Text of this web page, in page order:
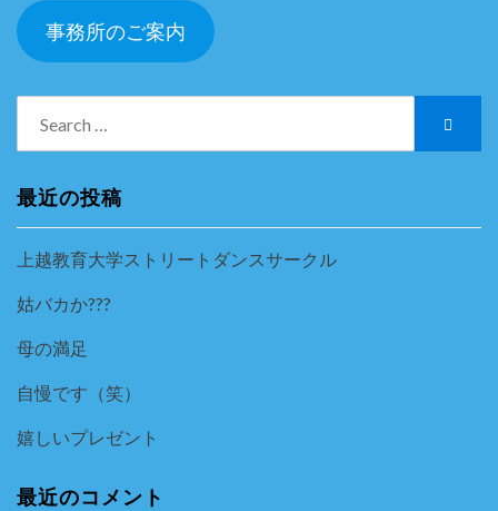
事務所のご案内
for:
最近の投稿
上越教育大学ストリートダンスサークル
姑バカか???
母の満足
自慢です（笑）
嬉しいプレゼント
最近のコメント